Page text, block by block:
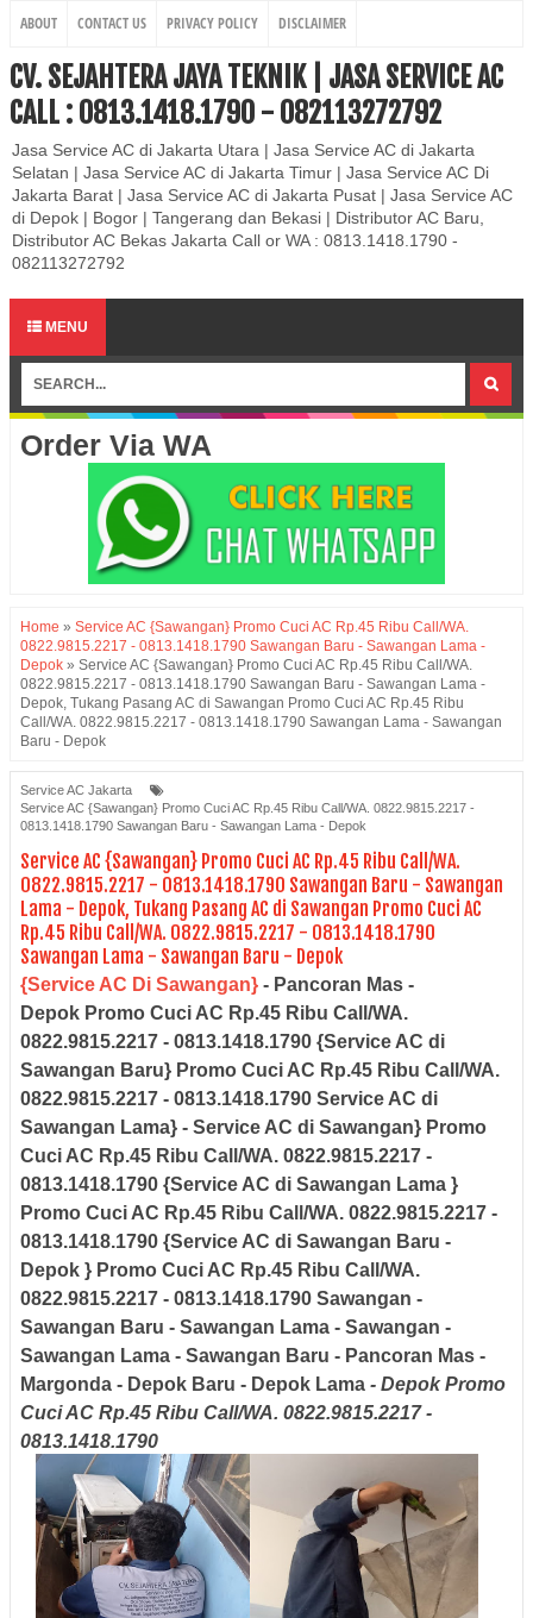
ABOUT CONTACT US PRIVACY POLICY DISCLAIMER
CV. SEJAHTERA JAYA TEKNIK | JASA SERVICE AC
CALL : 0813.1418.1790 - 082113272792
Jasa Service AC di Jakarta Utara | Jasa Service AC di Jakarta
Selatan | Jasa Service AC di Jakarta Timur | Jasa Service AC Di
Jakarta Barat | Jasa Service AC di Jakarta Pusat | Jasa Service AC
di Depok | Bogor | Tangerang dan Bekasi | Distributor AC Baru,
Distributor AC Bekas Jakarta Call or WA : 0813.1418.1790 -
082113272792
MENU
Order Via WA
Home » Service AC {Sawangan} Promo Cuci AC Rp.45 Ribu Call/WA.
0822.9815.2217 - 0813.1418.1790 Sawangan Baru - Sawangan Lama -
Depok » Service AC {Sawangan} Promo Cuci AC Rp.45 Ribu Call/WA.
0822.9815.2217 - 0813.1418.1790 Sawangan Baru - Sawangan Lama -
Depok, Tukang Pasang AC di Sawangan Promo Cuci AC Rp.45 Ribu
Call/WA. 0822.9815.2217 - 0813.1418.1790 Sawangan Lama - Sawangan
Baru - Depok
Service AC Jakarta
Service AC {Sawangan} Promo Cuci AC Rp.45 Ribu Call/WA. 0822.9815.2217 -
0813.1418.1790 Sawangan Baru - Sawangan Lama - Depok
Service AC {Sawangan} Promo Cuci AC Rp.45 Ribu Call/WA.
0822.9815.2217 - 0813.1418.1790 Sawangan Baru - Sawangan
Lama - Depok, Tukang Pasang AC di Sawangan Promo Cuci AC
Rp.45 Ribu Call/WA. 0822.9815.2217 - 0813.1418.1790
Sawangan Lama - Sawangan Baru - Depok
{Service AC Di Sawangan} - Pancoran Mas -
Depok Promo Cuci AC Rp.45 Ribu Call/WA.
0822.9815.2217 - 0813.1418.1790 {Service AC di
Sawangan Baru} Promo Cuci AC Rp.45 Ribu Call/WA.
0822.9815.2217 - 0813.1418.1790 Service AC di
Sawangan Lama} - Service AC di Sawangan} Promo
Cuci AC Rp.45 Ribu Call/WA. 0822.9815.2217 -
0813.1418.1790 {Service AC di Sawangan Lama }
Promo Cuci AC Rp.45 Ribu Call/WA. 0822.9815.2217 -
0813.1418.1790 {Service AC di Sawangan Baru -
Depok } Promo Cuci AC Rp.45 Ribu Call/WA.
0822.9815.2217 - 0813.1418.1790 Sawangan -
Sawangan Baru - Sawangan Lama - Sawangan -
Sawangan Lama - Sawangan Baru - Pancoran Mas -
Margonda - Depok Baru - Depok Lama - DepokPromo
Cuci AC Rp.45 Ribu Call/WA. 0822.9815.2217 -
0813.1418.1790